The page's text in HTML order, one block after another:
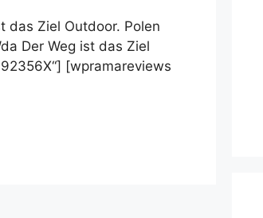
das Ziel Outdoor. Polen
Der Weg ist das Ziel
[wpramareviews